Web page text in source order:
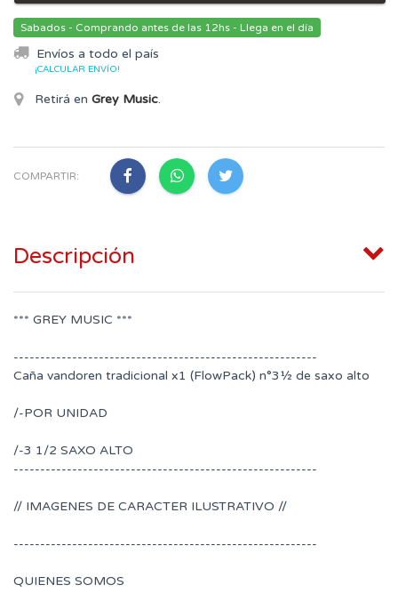
Sabados - Comprando antes de las 12hs - Llega en el día
Envíos a todo el país
¡CALCULAR ENVÍO!
Retirá en Grey Music.
COMPARTIR:
Descripción
*** GREY MUSIC ***
---------------------------------------------------------
Caña vandoren tradicional x1 (FlowPack) n°3½ de saxo alto
/-POR UNIDAD
/-3 1/2 SAXO ALTO
---------------------------------------------------------
// IMAGENES DE CARACTER ILUSTRATIVO //
---------------------------------------------------------
QUIENES SOMOS